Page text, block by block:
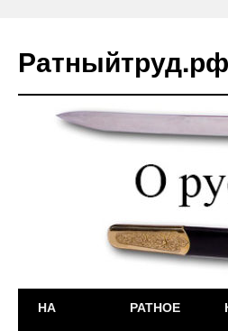
Ратныйтруд.рф
Перейти
НА
РАТНОЕ